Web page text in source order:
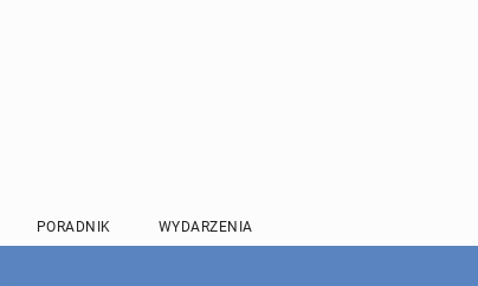
PORADNIK WYDARZENIA